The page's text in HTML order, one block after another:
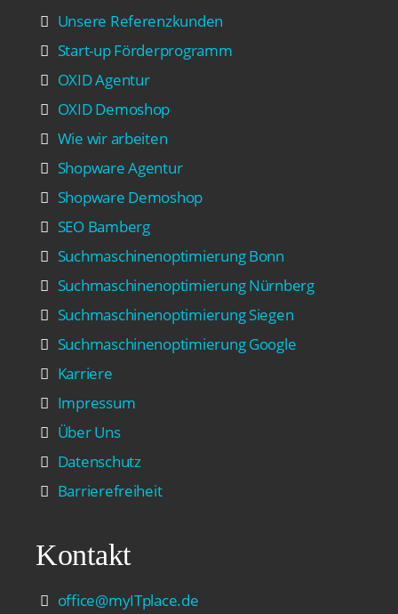
Unsere Referenzkunden
Start-up Förderprogramm
OXID Agentur
OXID Demoshop
Wie wir arbeiten
Shopware Agentur
Shopware Demoshop
SEO Bamberg
Suchmaschinenoptimierung Bonn
Suchmaschinenoptimierung Nürnberg
Suchmaschinenoptimierung Siegen
Suchmaschinenoptimierung Google
Karriere
Impressum
Über Uns
Datenschutz
Barrierefreiheit
Kontakt
office@myITplace.de